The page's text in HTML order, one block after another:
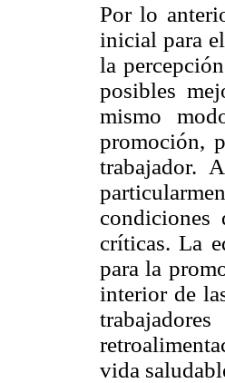
Por lo
inicial para
la
posibles
mismo
promoción,
trabajador.
condiciones
críticas. La
para la
interior de
vida